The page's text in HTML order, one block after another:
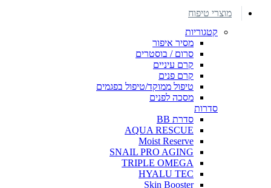
מוצרי טיפוח
קטגוריות
מסיר איפור
סרום / בוסטרים
קרם עיניים
קרם פנים
טיפול ממוקד/טיפול בפגמים
מסכה לפנים
סדרות
סדרת BB
AQUA RESCUE
Moist Reserve
SNAIL PRO AGING
TRIPLE OMEGA
HYALU TEC
Skin Booster